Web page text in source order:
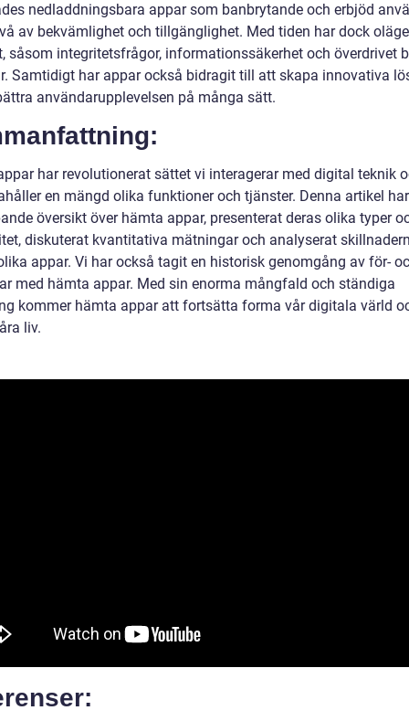
nedladdningsbara appar som banbrytande och erbjöd
av bekvämlighet och tillgänglighet. Med tiden har dock
såsom integritetsfrågor, informationssäkerhet och överdrivet
Samtidigt har appar också bidragit till att skapa innovativa
användarupplevelsen på många sätt.
har revolutionerat sättet vi interagerar med digital teknik
en mängd olika funktioner och tjänster. Denna artikel
översikt över hämta appar, presenterat deras olika typer
diskuterat kvantitativa mätningar och analyserat
appar. Vi har också tagit en historisk genomgång av för-
med hämta appar. Med sin enorma mångfald och ständiga
kommer hämta appar att fortsätta forma vår digitala värld
liv.